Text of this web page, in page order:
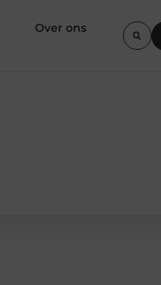
Over ons